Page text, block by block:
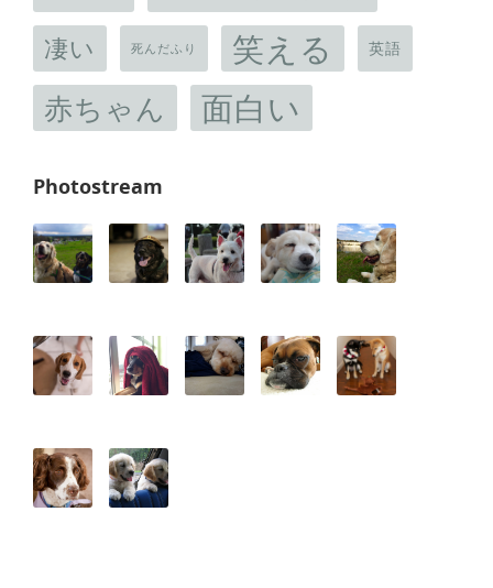
凄い 死んだふり 笑える 英語
赤ちゃん 面白い
Photostream